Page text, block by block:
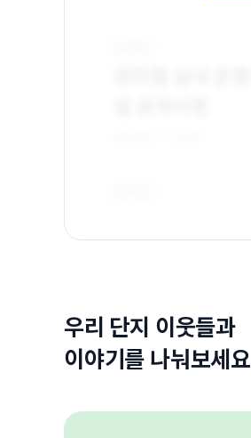
우리 단지 이웃들과
이야기를 나눠보세요